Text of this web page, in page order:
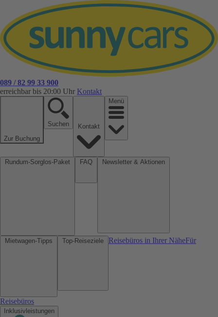
089 / 82 99 33 900
erreichbar bis 20:00 Uhr Kontakt
Zur Buchung
Suchen
Menü
Reisebüros in Ihrer NäheFür
Reisebüros
Inklusivleistungen